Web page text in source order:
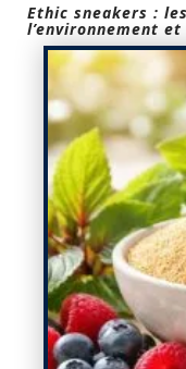
Ethic sneakers :
l’environnement et